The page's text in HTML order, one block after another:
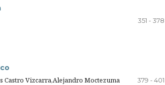
351 - 378
Castro Vizcarra,Alejandro Moctezuma
379 - 401